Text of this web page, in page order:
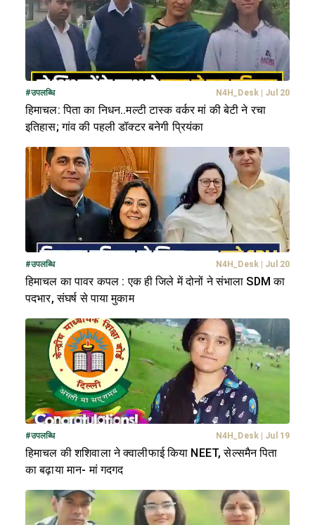
#उपलब्धि N4H_Desk| Jul 20
हिमाचल: पिता का निधन..मल्टी टास्क वर्कर मां की बेटी ने रचा
इतिहास; गांव की पहली डॉक्टर बनेगी प्रियंका
#उपलब्धि N4H_Desk| Jul 20
हिमाचल का पावर कपल : एक ही जिले में दोनों ने संभाला SDM का
पदभार, संघर्ष से पाया मुकाम
#उपलब्धि N4H_Desk| Jul 19
हिमाचल की शशिवाला ने क्वालीफाई किया NEET, सेल्समैन पिता
का बढ़ाया मान- मां गदगद